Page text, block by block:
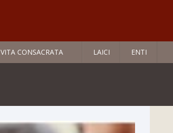
VITA CONSACRATA LAICI ENTI